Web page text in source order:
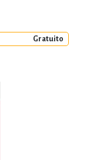
Gratuito